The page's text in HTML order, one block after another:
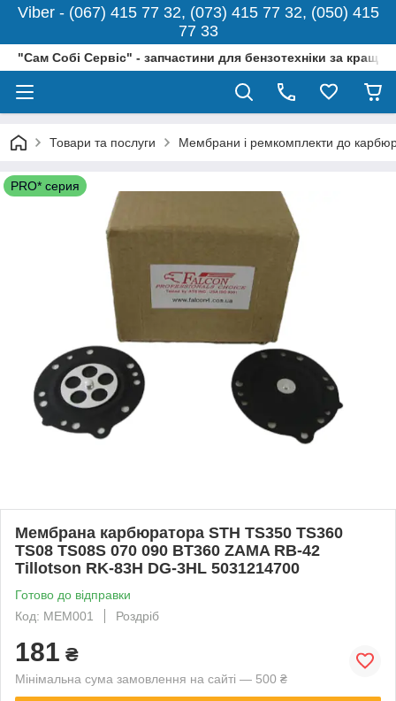
Viber - (067) 415 77 32, (073) 415 77 32, (050) 415
77 33
"Сам Собі Сервіс" - запчастини для бензотехніки за
Товари та послуги Мембрани і ремкомплекти до
PRO* серия
Мембрана карбюратора STH TS350 TS360
TS08 TS08S 070 090 BT360 ZAMA RB-42
Tillotson RK-83H DG-3HL 5031214700
Готово до відправки
Код: MEM001
Роздріб
181 ₴
Мінімальна сума замовлення на сайті — 500 ₴